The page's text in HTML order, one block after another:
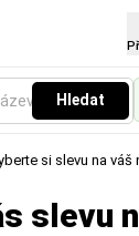
Hledat
si slevu na váš
slevu